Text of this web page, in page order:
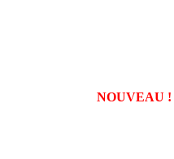
NOUVEAU !